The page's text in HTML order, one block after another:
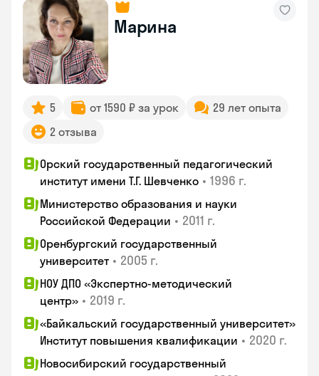
Марина
5 от 1590 ₽ за урок
29 лет опыта
2 отзыва
Орский государственный педагогический
институт имени Т.Г. Шевченко • 1996 г.
Министерство образования и науки
Российской Федерации • 2011 г.
Оренбургский государственный
университет • 2005 г.
НОУ ДПО «Экспертно-методический
центр» • 2019 г.
«Байкальский государственный университет»
Институт повышения квалификации • 2020 г.
Новосибирский государственный